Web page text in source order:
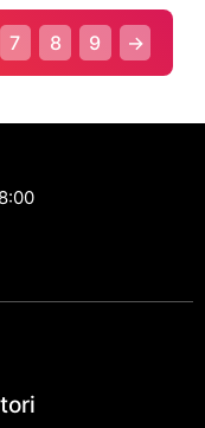
7 8 9 →